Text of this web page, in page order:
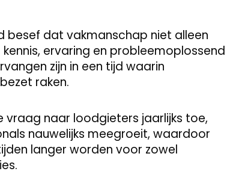
besef dat vakmanschap niet alleen
ervaring en probleemoplossend
zijn in een tijd waarin
raken.
naar loodgieters jaarlijks toe,
nauwelijks meegroeit, waardoor
langer worden voor zowel